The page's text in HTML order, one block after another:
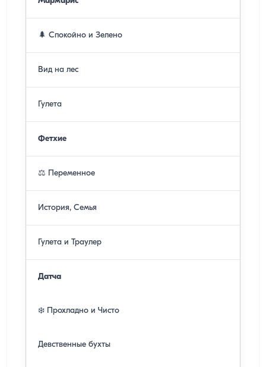
🌲 Спокойно и Зелено
Вид на лес
Гулета
Фетхие
⚖️ Переменное
История, Семья
Гулета и Траулер
Датча
❄️ Прохладно и Чисто
Девственные бухты